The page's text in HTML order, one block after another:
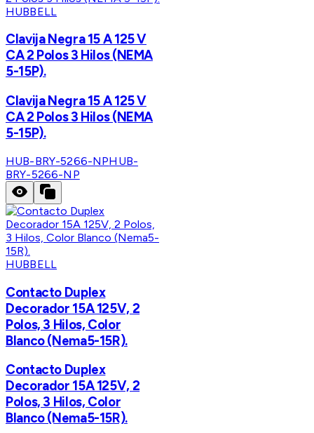
HUBBELL
Clavija Negra 15 A 125 V
CA 2 Polos 3 Hilos (NEMA
5-15P).
Clavija Negra 15 A 125 V
CA 2 Polos 3 Hilos (NEMA
5-15P).
HUB-BRY-5266-NPHUB-
BRY-5266-NP
HUBBELL
Contacto Duplex
Decorador 15A 125V, 2
Polos, 3 Hilos, Color
Blanco (Nema5-15R).
Contacto Duplex
Decorador 15A 125V, 2
Polos, 3 Hilos, Color
Blanco (Nema5-15R).